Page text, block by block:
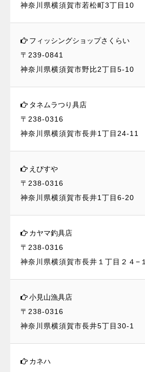
神奈川県横須賀市若松町3丁目10
フィッシングショップさくらい
〒239-0841
神奈川県横須賀市野比2丁目5-10
タネムラつり具店
〒238-0316
神奈川県横須賀市長井1丁目24-11
えびすや
〒238-0316
神奈川県横須賀市長井1丁目6-20
カヤマ釣具店
〒238-0316
神奈川県横須賀市長井１丁目２４−１
小見山漁具店
〒238-0316
神奈川県横須賀市長井5丁目30-1
カネハ